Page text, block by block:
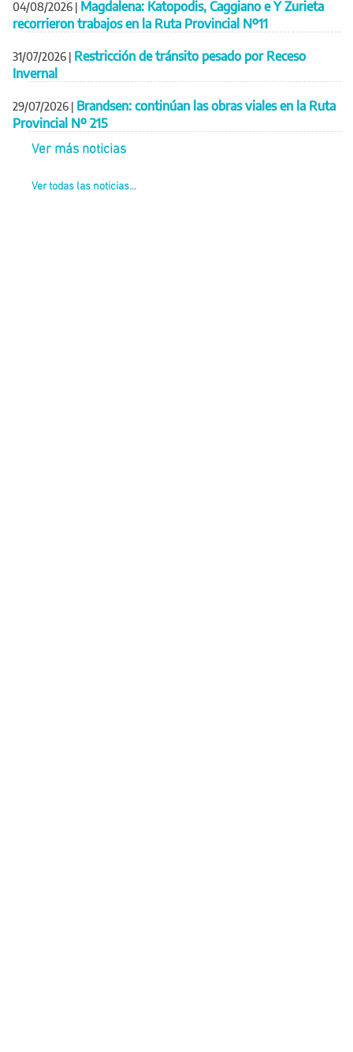
04/08/2026 | Magdalena: Katopodis, Caggiano e Y Zurieta
recorrieron trabajos en la Ruta Provincial Nº11
31/07/2026 | Restricción de tránsito pesado por Receso
Invernal
29/07/2026 | Brandsen: continúan las obras viales en la Ruta
Provincial Nº 215
Ver más noticias
Ver todas las noticias...